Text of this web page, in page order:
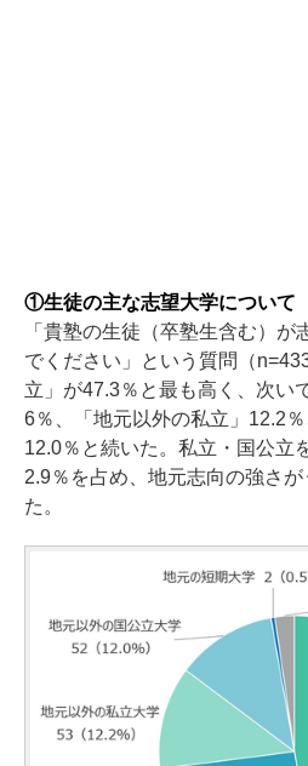
①生徒の主な志望大学について
「貴塾の生徒（卒塾生含む）が
でください」という質問（
立」が47.3％と最も高く、次い
6％、「地元以外の私立」12.2％
12.0％と続いた。私立・国公立
2.9％を占め、地元志向の強さ
た。